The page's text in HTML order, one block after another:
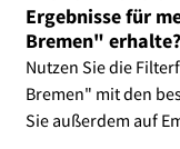
Ergebnisse für
Bremen" erhalte?
Nutzen Sie die
Bremen" mit den
Sie außerdem auf